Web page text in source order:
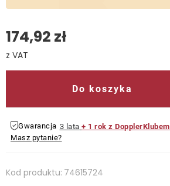
174,92 zł
Do koszyka
Gwarancja 3 lata + 1 rok z DopplerKlubem
Masz pytanie?
Kod produktu: 74615724